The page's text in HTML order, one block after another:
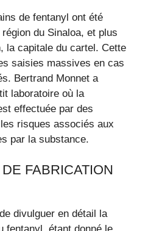
de fentanyl ont été
du Sinaloa, et plus
la capitale du cartel. Cette
saisies massives en cas
Bertrand Monnet a
laboratoire où la
effectuée par des
risques associés aux
par la substance.
FABRICATION
divulguer en détail la